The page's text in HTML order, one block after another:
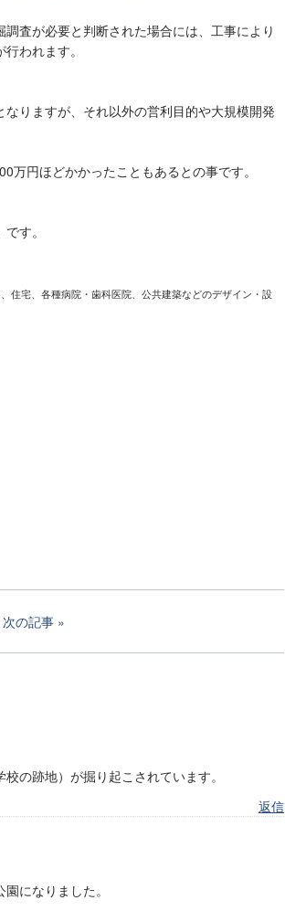
査が必要と判断された場合には、工事により
われます。
りますが、それ以外の営利目的や大規模開発
円ほどかかったこともあるとの事です。
す。
住宅、各種病院・歯科医院、公共建築などのデザイン・設
次の記事
の跡地）が掘り起こされています。
返信
になりました。